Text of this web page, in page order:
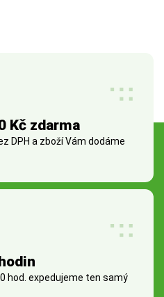
Kč zdarma
DPH a zboží Vám dodáme
hod. expedujeme ten samý